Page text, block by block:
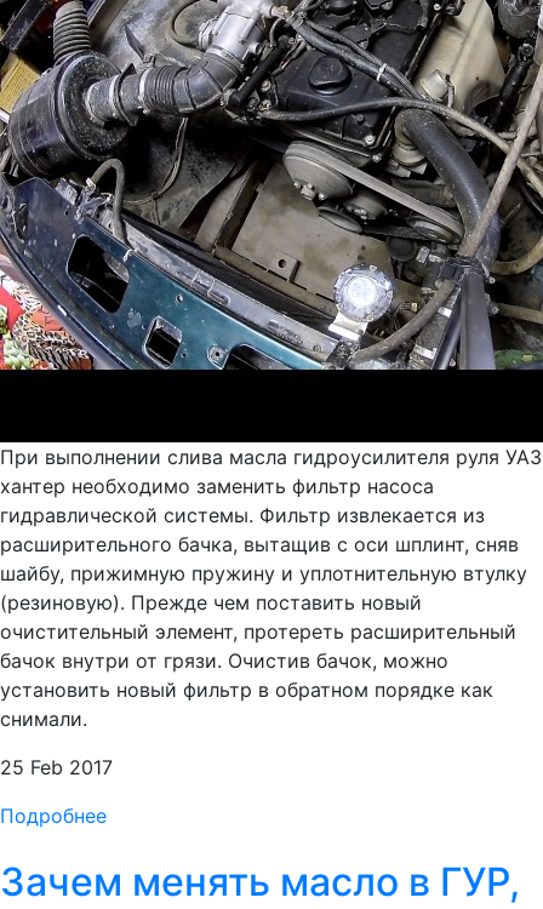
При выполнении слива масла гидроусилителя руля УАЗ
хантер необходимо заменить фильтр насоса
гидравлической системы. Фильтр извлекается из
расширительного бачка, вытащив с оси шплинт, сняв
шайбу, прижимную пружину и уплотнительную втулку
(резиновую). Прежде чем поставить новый
очистительный элемент, протереть расширительный
бачок внутри от грязи. Очистив бачок, можно
установить новый фильтр в обратном порядке как
снимали.
25 Feb 2017
Подробнее
Зачем менять масло в ГУР,